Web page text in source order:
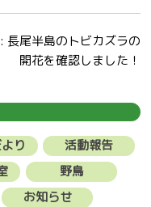
長尾半島のトビカズラの
開花を確認しました！
り
活動報告
野鳥
お知らせ